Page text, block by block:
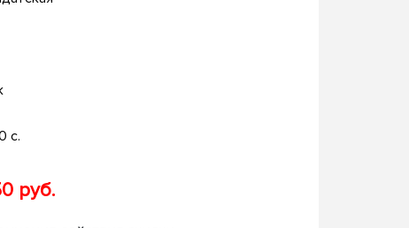
с.
руб.